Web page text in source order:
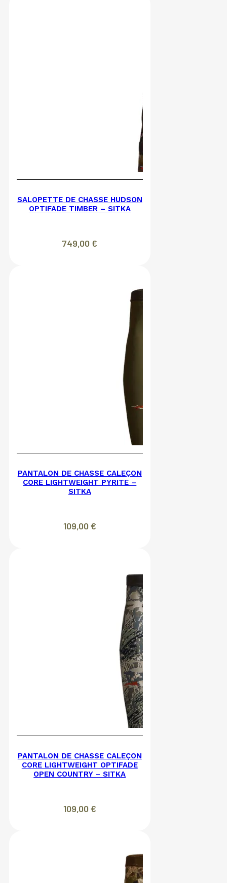
SALOPETTE DE CHASSE HUDSON
OPTIFADE TIMBER – SITKA
749,00€
PANTALON DE CHASSE CALEÇON
CORE LIGHTWEIGHT PYRITE –
SITKA
109,00 €
PANTALON DE CHASSE CALEÇON
CORE LIGHTWEIGHT OPTIFADE
OPEN COUNTRY – SITKA
109,00 €